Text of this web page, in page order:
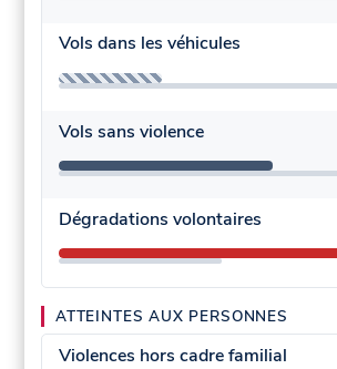
Vols dans les véhicules
Vols sans violence
Dégradations volontaires
ATTEINTES AUX PERSONNES
Violences hors cadre familial